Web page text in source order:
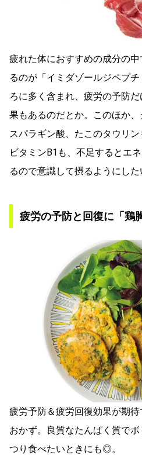
疲れた体におすすめの成分の
るのが「イミダゾールジペプ
ろに多く含まれ、疲労の予防
果もあるのだとか。このほか
スパラギン酸、たこのタウリ
ビタミンB1も、不足するとエ
るので意識して摂るようにした
疲労の予防と回復に「鶏
疲労予防＆疲労回復効果が期
おかず。良質なたんぱく質で
つり食べたいときにも◎。